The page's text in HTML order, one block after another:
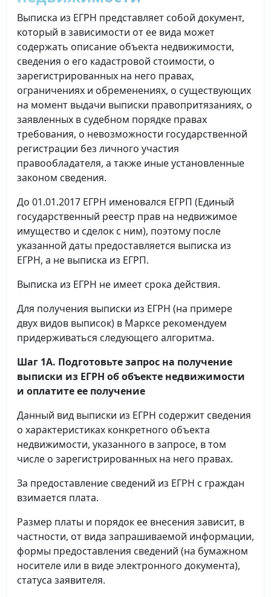
Выписка из ЕГРН представляет собой документ,
который в зависимости от ее вида может
содержать описание объекта недвижимости,
сведения о его кадастровой стоимости, о
зарегистрированных на него правах,
ограничениях и обременениях, о существующих
на момент выдачи выписки правопритязаниях, о
заявленных в судебном порядке правах
требования, о невозможности государственной
регистрации без личного участия
правообладателя, а также иные установленные
законом сведения.
До 01.01.2017 ЕГРН именовался ЕГРП (Единый
государственный реестр прав на недвижимое
имущество и сделок с ним), поэтому после
указанной даты предоставляется выписка из
ЕГРН, а не выписка из ЕГРП.
Выписка из ЕГРН не имеет срока действия.
Для получения выписки из ЕГРН (на примере
двух видов выписок) в Марксе рекомендуем
придерживаться следующего алгоритма.
Шаг 1А. Подготовьте запрос на получение
выписки из ЕГРН об объекте недвижимости
и оплатите ее получение
Данный вид выписки из ЕГРН содержит сведения
о характеристиках конкретного объекта
недвижимости, указанного в запросе, в том
числе о зарегистрированных на него правах.
За предоставление сведений из ЕГРН с граждан
взимается плата.
Размер платы и порядок ее внесения зависит, в
частности, от вида запрашиваемой информации,
формы предоставления сведений (на бумажном
носителе или в виде электронного документа),
статуса заявителя.